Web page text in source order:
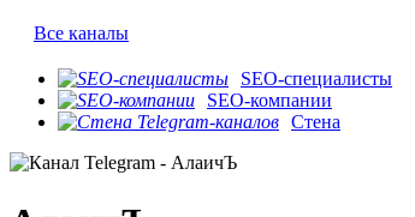
Все каналы
SEO-специалисты
SEO-компании
Стена